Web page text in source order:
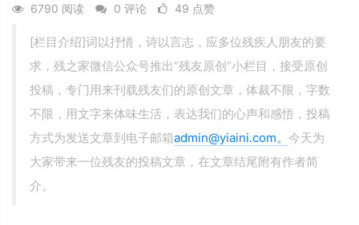
6790 阅读 0 评论 49 点赞
[栏目介绍]词以抒情，诗以言志，应多位残疾人朋友的要
求，残之家微信公众号推出“残友原创”小栏目，接受原创
投稿，专门用来刊载残友们的原创文章，体裁不限，字数
不限，用文字来体味生活，表达我们的心声和感悟，投稿
方式为发送文章到电子邮箱admin@yiaini.com。 今天为
大家带来一位残友的投稿文章，在文章结尾附有作者简
介。